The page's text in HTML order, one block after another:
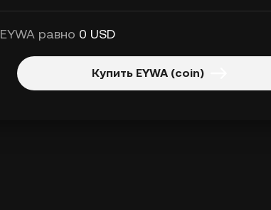
равно 0 USD
Купить EYWA (coin)